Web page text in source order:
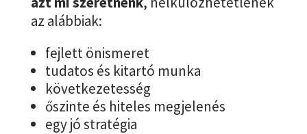
az alábbiak:
fejlett önismeret
tudatos és kitartó munka
következetesség
őszinte és hiteles megjelenés
egy jó stratégia